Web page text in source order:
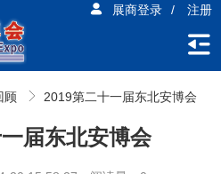
展商登录 / 注册
顾 2019第二十一届东北安博会
届东北安博会